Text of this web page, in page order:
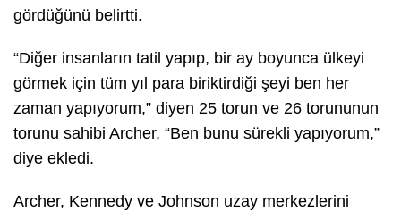
gördüğünü belirtti.
“Diğer insanların tatil yapıp, bir ay boyunca ülkeyi
görmek için tüm yıl para biriktirdiği şeyi ben her
zaman yapıyorum,” diyen 25 torun ve 26 torununun
torunu sahibi Archer, “Ben bunu sürekli yapıyorum,”
diye ekledi.
Archer, Kennedy ve Johnson uzay merkezlerini